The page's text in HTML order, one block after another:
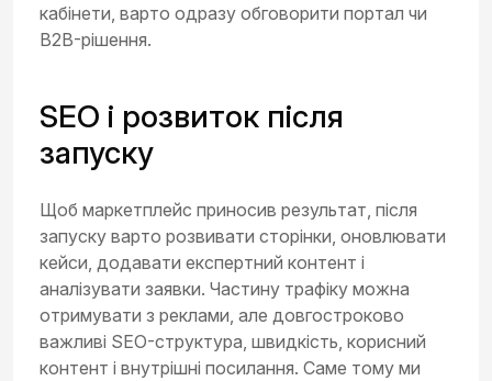
кабінети, варто одразу обговорити портал чи
B2B-рішення.
SEO і розвиток після
запуску
Щоб маркетплейс приносив результат, після
запуску варто розвивати сторінки, оновлювати
кейси, додавати експертний контент і
аналізувати заявки. Частину трафіку можна
отримувати з реклами, але довгостроково
важливі SEO-структура, швидкість, корисний
контент і внутрішні посилання. Саме тому ми